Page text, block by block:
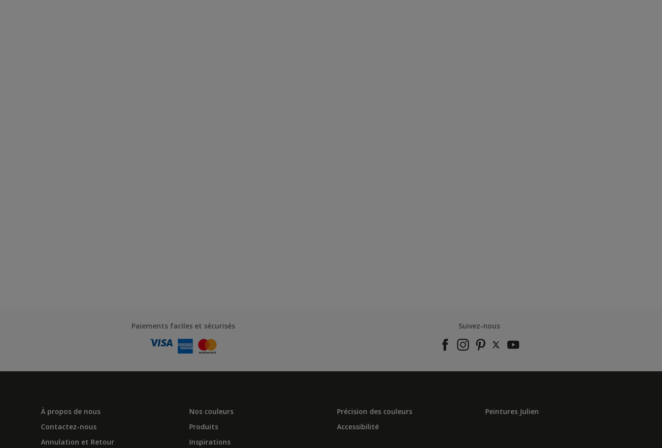
Paiements faciles et sécurisés Suivez-nous
À propos de nous
Contactez-nous
Annulation et Retour
Nos couleurs
Produits
Inspirations
Précision des couleurs
Accessibilité
Peintures Julien